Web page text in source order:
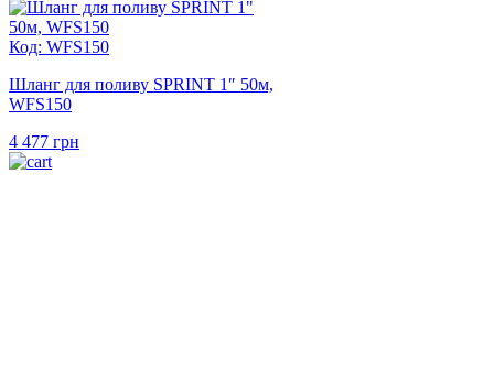
Код: WFS150
Шланг для поливу SPRINT 1″ 50м,
WFS150
4 477 грн